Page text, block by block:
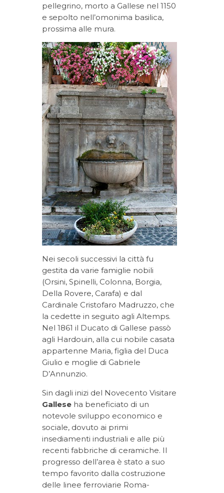
pellegrino, morto a Gallese nel 1150
e sepolto nell’omonima basilica,
prossima alle mura.
Nei secoli successivi la città fu
gestita da varie famiglie nobili
(Orsini, Spinelli, Colonna, Borgia,
Della Rovere, Carafa) e dal
Cardinale Cristofaro Madruzzo, che
la cedette in seguito agli Altemps.
Nel 1861 il Ducato di Gallese passò
agli Hardouin, alla cui nobile casata
appartenne Maria, figlia del Duca
Giulio e moglie di Gabriele
D’Annunzio.
Sin dagli inizi del Novecento Visitare
Gallese ha beneficiato di un
notevole sviluppo economico e
sociale, dovuto ai primi
insediamenti industriali e alle più
recenti fabbriche di ceramiche. Il
progresso dell’area è stato a suo
tempo favorito dalla costruzione
delle linee ferroviarie Roma-